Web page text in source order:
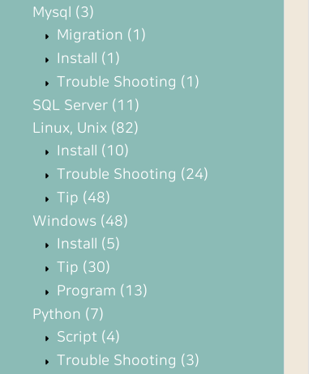
Mysql (3)
Migration (1)
Install (1)
Trouble Shooting (1)
SQL Server (11)
Linux, Unix (82)
Install (10)
Trouble Shooting (24)
Tip (48)
Windows (48)
Install (5)
Tip (30)
Program (13)
Python (7)
Script (4)
Trouble Shooting (3)